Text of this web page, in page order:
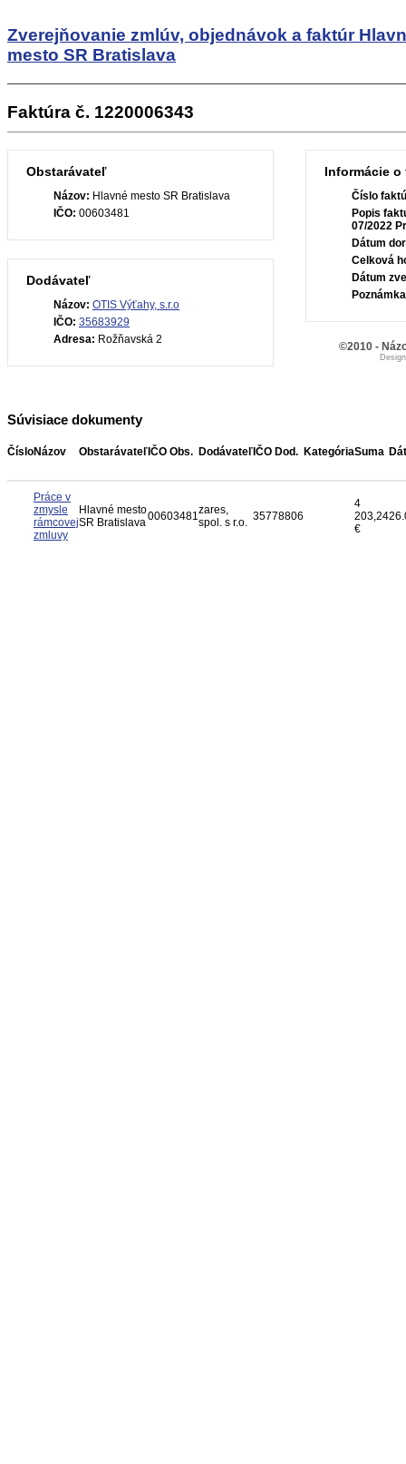
Zverejňovanie zmlúv, objednávok a faktúr
mesto SR Bratislava
Faktúra č. 1220006343
Obstarávateľ
Názov: Hlavné mesto SR Bratislava
IČO: 00603481
Dodávateľ
Názov: OTIS Výťahy, s.r.o
IČO: 35683929
Adresa: Rožňavská 2
Informácie o
Číslo
Popis
07/2022
Dátum
Celková
Dátum
Súvisiace dokumenty
ČísloNázov Obstarávateľ IČO Obs. Dodávateľ IČO Dod. KategóriaSuma
Práce v
zmysle
rámcovej
zmluvy
Hlavné mesto
SR Bratislava00603481zares,
spol. s r.o. 35778806
4
203,24
€
©2010 -